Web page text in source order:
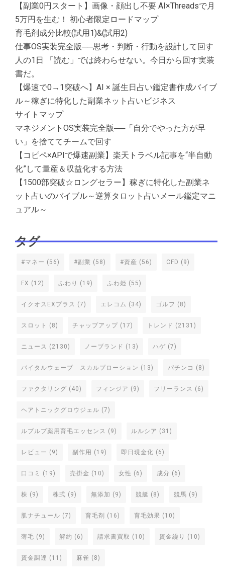
【副業0円スタート】画像・顔出し不要 AI×Threadsで月
5万円を生む！ 初心者限定ロードマップ
育毛剤成分比較(試用1)&(試用2)
仕事OS実装完全版──思考・判断・行動を設計して回す
人の1日 「読む」では終わらせない。今日から回す実装
書だ。
【爆速で0→1突破へ】AI × 誕生日占い鑑定書作成バイブ
ル～稼ぎに特化した副業ネット占いビジネス
サイトマップ
マネジメントOS実装完全版──「自分でやった方が早
い」を捨ててチームで回す
【コピペ×APIで爆速副業】楽天トラベル記事を“半自動
化”して量産＆収益化する方法
【1500部突破☆ロングセラー】稼ぎに特化した副業ネ
ット占いのバイブル～逆算タロット占いメール鑑定マニ
ュアル～
タグ
#マネー (56) #副業 (58) #資産 (56) CFD (9)
FX (12) ふわり (19) ふわ姫 (55)
イクオスEXプラス (7) エレコム (34) ゴルフ (8)
スロット (8) チャップアップ (17) トレンド (2131)
ニュース (2130) ノーブランド (13) ハゲ (7)
バイタルウェーブ スカルプローション (13) パチンコ (8)
ファクタリング (40) フィンジア (9) フリーランス (6)
ヘアトニックグロウジェル (7)
ルプルプ薬用育毛エッセンス (9) ルルシア (31)
レビュー (9) 副作用 (19) 即日現金化 (6)
口コミ (19) 売掛金 (10) 女性 (6) 成分 (6)
株 (9) 株式 (9) 無添加 (9) 競艇 (8) 競馬 (9)
肌ナチュール (7) 育毛剤 (16) 育毛効果 (10)
薄毛 (9) 解約 (6) 請求書買取 (10) 資金繰り (10)
資金調達 (11) 麻雀 (8)